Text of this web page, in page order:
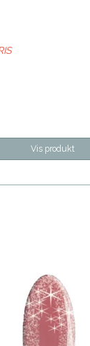
Vis produkt